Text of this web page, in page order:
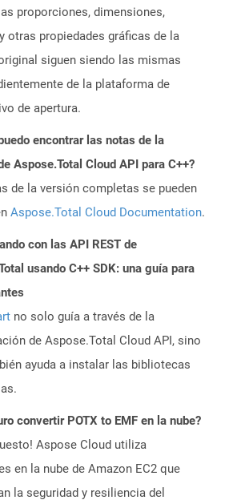
proporciones, dimensiones,
otras propiedades gráficas de la
siguen siendo las mismas
de la plataforma de
de apertura.
encontrar las notas de la
Aspose.Total Cloud API para C++?
de la versión completas se pueden
Aspose.Total Cloud Documentation.
con las API REST de
usando C++ SDK: una guía para
no solo guía a través de la
de Aspose.Total Cloud API, sino
ayuda a instalar las bibliotecas
convertir POTX to EMF en la nube?
Aspose Cloud utiliza
en la nube de Amazon EC2 que
la seguridad y resiliencia del